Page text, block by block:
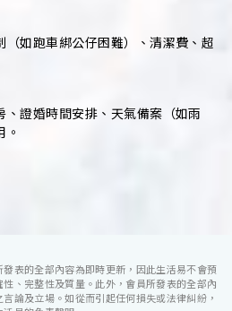
如跑車綁公仔困難）、清潔費、超
證婚時間安排、天氣備案（如雨
表的全部內容為即時更新，因此生活易不會預
、完整性及質量。此外，會員所發表的全部內
論及立場。如從而引起任何損失或法律糾紛，